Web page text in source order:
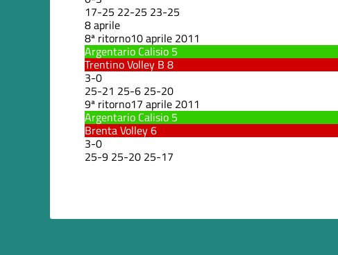
17-25 22-25 23-25
8 aprile
8ª ritorno10 aprile 2011
Argentario Calisio 5
Trentino Volley B 8
3-0
25-21 25-6 25-20
9ª ritorno17 aprile 2011
Argentario Calisio 5
Brenta Volley6
3-0
25-9 25-20 25-17